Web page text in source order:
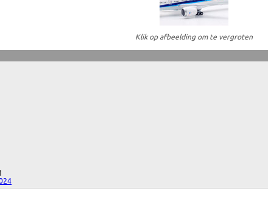
Klik op afbeelding om te vergroten